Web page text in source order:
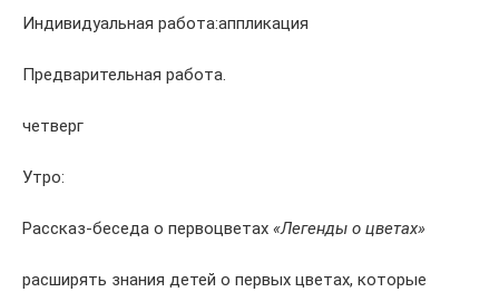
Индивидуальная работа:аппликация
Предварительная работа.
четверг
Утро:
Рассказ-беседа о первоцветах «Легенды о цветах»
расширять знания детей о первых цветах, которые